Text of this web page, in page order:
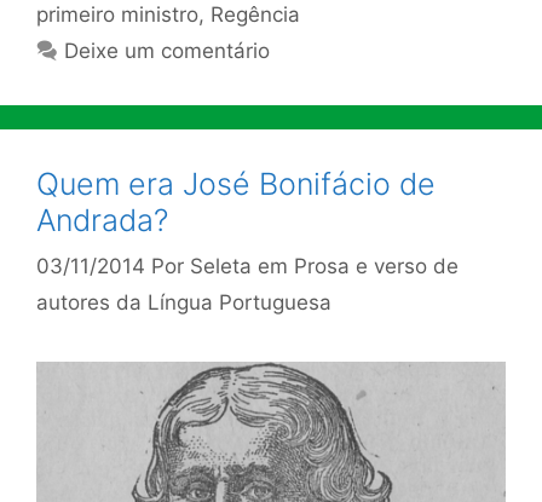
primeiro ministro, Regência
Deixe um comentário
Quem era José Bonifácio de
Andrada?
03/11/2014 Por Seleta em Prosa e verso de
autores da Língua Portuguesa